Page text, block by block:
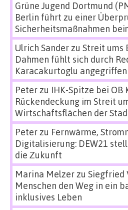
Grüne Jugend Dortmund
Berlin führt zu einer
Sicherheitsmaßnahmen
Ulrich Sanderzu Streit ums
Dahmen fühlt sich durch
Karacakurtoglu angegriffen
Peterzu IHK-Spitze bei OB
Rückendeckung im Streit
Wirtschaftsflächen der
Peterzu Fernwärme,
Digitalisierung: DEW21
die Zukunft
Marina Melzerzu Siegfried
Menschen den Weg in ein
inklusives Leben